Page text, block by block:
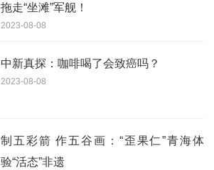
拖走“坐滩”军舰！
2023-08-08
中新真探：咖啡喝了会致癌吗？
2023-08-08
制五彩箭 作五谷画：“歪果仁”青海体
验“活态”非遗